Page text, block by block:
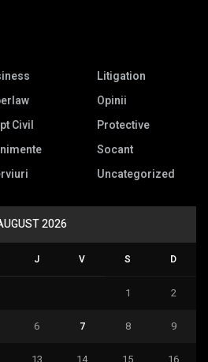
Civil
Litigation
Opinii
Protective
Socant
Uncategorized
2026
J V S D
1 2
6 7 8 9